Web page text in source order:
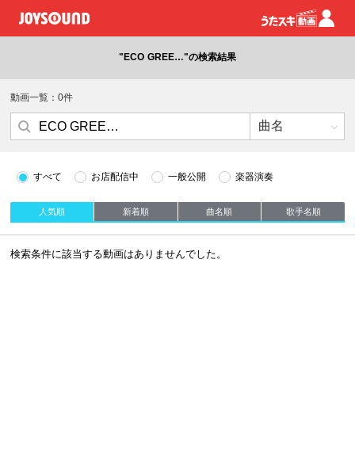
"ECO GREE…"の検索結果
動画一覧：0件
すべて お店配信中 一般公開 楽器演奏
人気順 新着順 曲名順 歌手名順
検索条件に該当する動画はありませんでした。